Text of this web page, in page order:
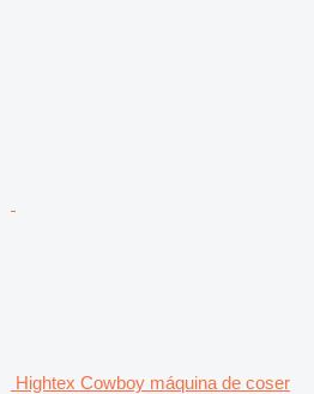
Hightex Cowboy máquina de coser